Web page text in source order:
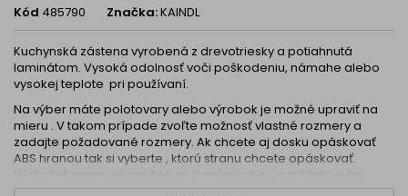
Kód 485790 Značka:KAINDL
Kuchynská zástena vyrobená z drevotriesky a potiahnutá
laminátom. Vysoká odolnosť voči poškodeniu, námahe alebo
vysokej teplote pri používaní.
Na výber máte polotovary alebo výrobok je možné upraviť na
mieru . V takom prípade zvoľte možnosť vlastné rozmery a
zadajte požadované rozmery. Ak chcete aj dosku opáskovať
ABS hranou tak si vyberte , ktorú stranu chcete opáskovať.
Výsledná cena je konečná za daný výrobok a môžete si ho
objednať.